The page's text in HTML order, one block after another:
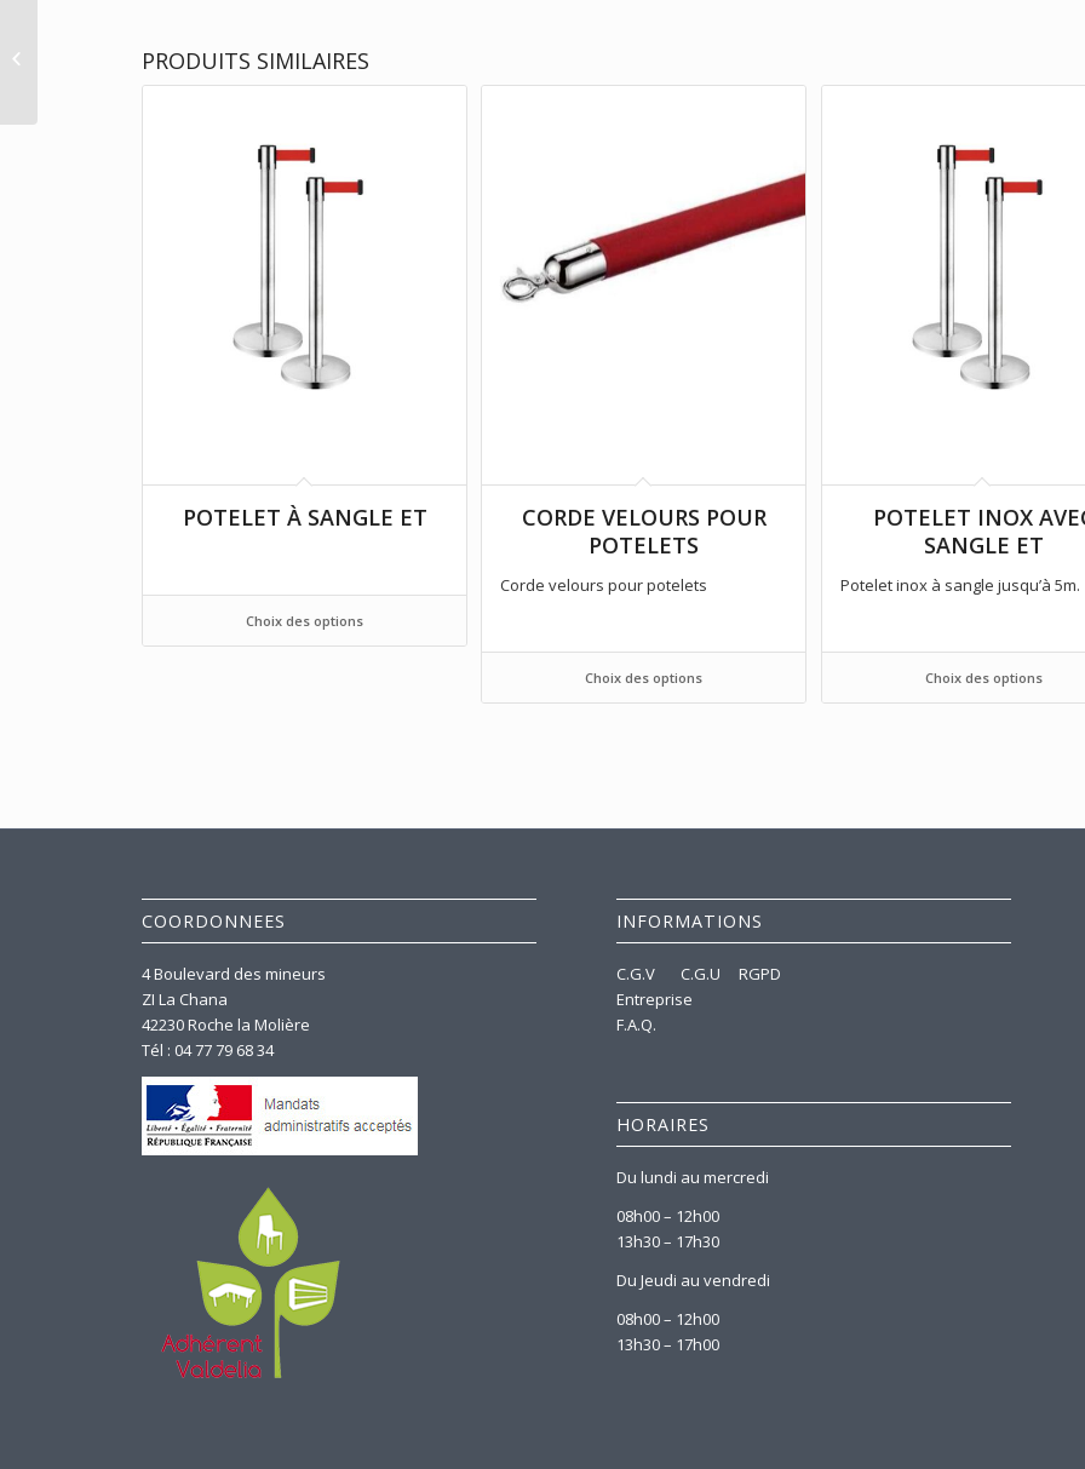
PRODUITS SIMILAIRES
POTELET À SANGLE ET
Choix des options
CORDE VELOURS POUR
POTELETS
Corde velours pour potelets
Choix des options
POTELET INOX
SANGLE ET
Potelet inox à sangle jusqu’à 5m.
Choix des options
COORDONNEES
4 Boulevard des mineurs
ZI La Chana
42230 Roche la Molière
Tél : 04 77 79 68 34
INFORMATIONS
C.G.V C.G.U
RGPD
Entreprise
F.A.Q.
HORAIRES
Du lundi au mercredi
08h00 – 12h00
13h30 – 17h30
Du Jeudi au vendredi
08h00 – 12h00
13h30 – 17h00